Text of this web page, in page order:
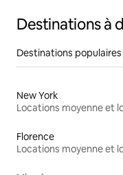
Destinations à
Destinations
New York
Florence